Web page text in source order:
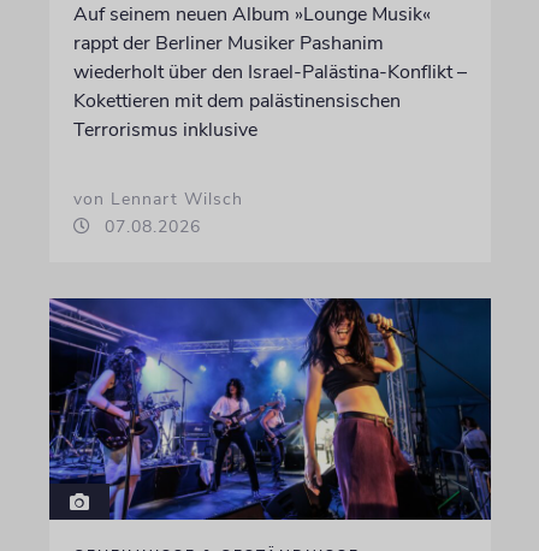
Auf seinem neuen Album »Lounge Musik«
rappt der Berliner Musiker Pashanim
wiederholt über den Israel-Palästina-Konflikt –
Kokettieren mit dem palästinensischen
Terrorismus inklusive
von Lennart Wilsch
07.08.2026